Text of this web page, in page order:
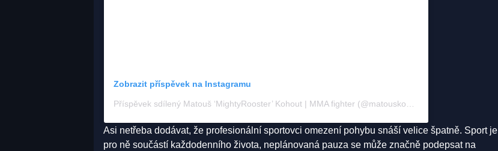
Zobrazit příspěvek na Instagramu
Příspěvek sdílený Matouš ‘MightyRooster’ Kohout | MMA fighter (@matouskohout)
Asi netřeba dodávat, že profesionální sportovci omezení pohybu snáší velice špatně. Sport je
pro ně součástí každodenního života, neplánovaná pauza se může značně podepsat na